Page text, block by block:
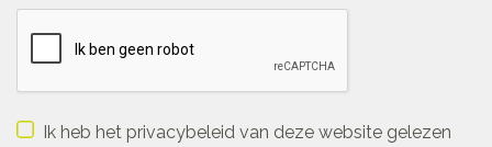
Ik heb het privacybeleid van deze website gelezen